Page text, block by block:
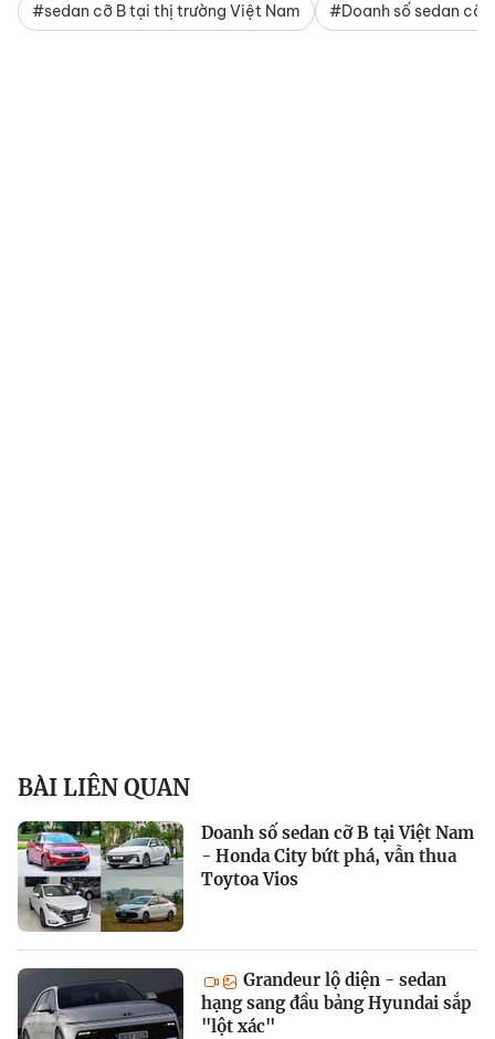
#sedan cỡ B tại thị trường Việt Nam #Doanh số sedan cỡ B
BÀI LIÊN QUAN
Doanh số sedan cỡ B tại Việt Nam
- Honda City bứt phá, vẫn thua
Toytoa Vios
Grandeur lộ diện - sedan
hạng sang đầu bảng Hyundai sắp
"lột xác"